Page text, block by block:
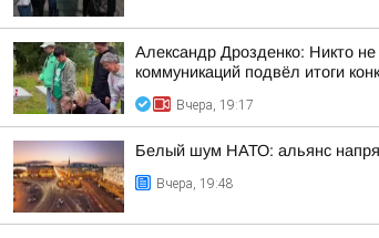
Александр Дрозденко: Никто
коммуникаций подвёл итоги
Вчера, 19:17
Белый шум НАТО: альянс
Вчера, 19:48